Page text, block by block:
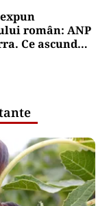
român: ANP
Ce ascund